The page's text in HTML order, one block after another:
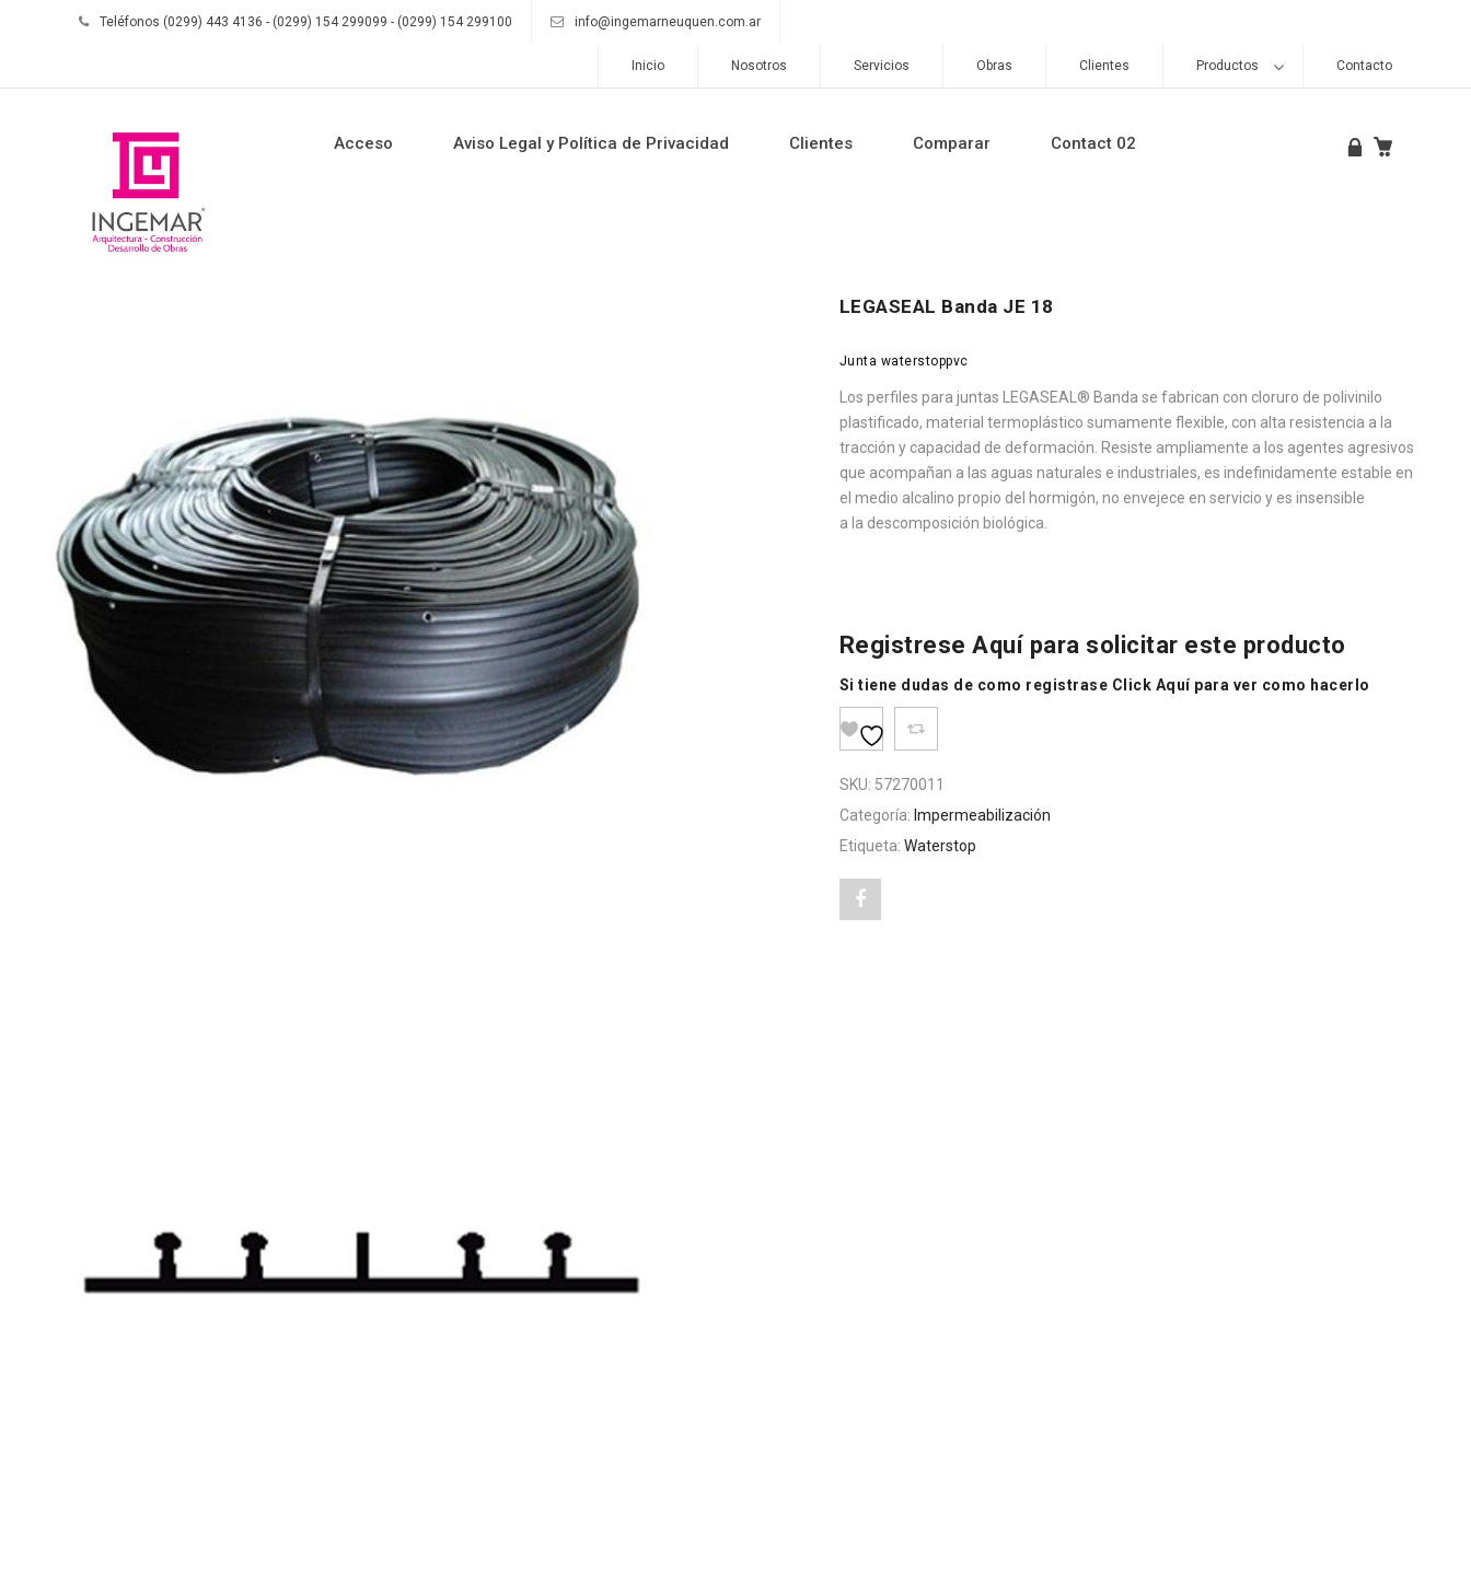
Teléfonos (0299) 443 4136 - (0299) 154 299099 - (0299) 154 299100 info@ingemarneuquen.com.ar
Inicio Nosotros Servicios Obras Clientes Productos Contacto
Acceso Aviso Legal y Política de Privacidad Clientes Comparar Contact 02
LEGASEAL Banda JE 18
Junta waterstoppvc
Los perfiles para juntas LEGASEAL® Banda se fabrican con cloruro de polivinilo
plastificado, material termoplástico sumamente flexible, con alta resistencia a la
tracción y capacidad de deformación. Resiste ampliamente a los agentes agresivos
que acompañan a las aguas naturales e industriales, es indefinidamente estable en
el medio alcalino propio del hormigón, no envejece en servicio y es insensible
a la descomposición biológica.
RegistreseAquípara solicitar este producto
Si tiene dudas de como registrase Click Aquípara ver como hacerlo
SKU: 57270011
Categoría: Impermeabilización
Etiqueta: Waterstop
Share